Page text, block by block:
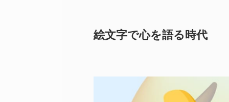
絵文字で心を語る時代